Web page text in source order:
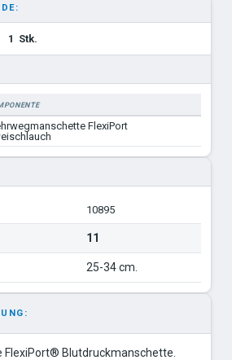
1 Stk.
FlexiPort
10895
11
25-34 cm.
FlexiPort® Blutdruckmanschette.